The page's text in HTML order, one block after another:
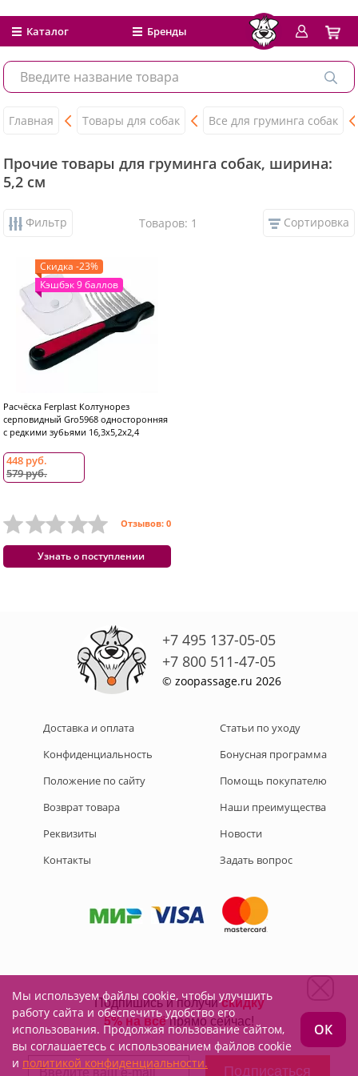
Каталог Бренды
Главная Товары для собак Все для груминга собак
Прочие товары для груминга собак, ширина:
5,2 см
Фильтр Товаров: 1 Сортировка
Скидка -23%
Кэшбэк 9 баллов
Расчёска Ferplast Колтунорез
серповидный Gro5968 односторонняя
с редкими зубьями 16,3x5,2x2,4
448 руб.
579 руб.
Отзывов: 0
Узнать о поступлении
+7 495 137-05-05
+7 800 511-47-05
© zoopassage.ru 2026
Доставка и оплата
Конфиденциальность
Положение по сайту
Возврат товара
Реквизиты
Контакты
Статьи по уходу
Бонусная программа
Помощь покупателю
Наши преимущества
Новости
Задать вопрос
Подписывайтесь на нас:
Мы используем файлы cookie, чтобы улучшить
работу сайта и обеспечить удобство его
использования. Продолжая пользование сайтом,
вы соглашаетесь с использованием файлов cookie
и политикой конфиденциальности.
ОК